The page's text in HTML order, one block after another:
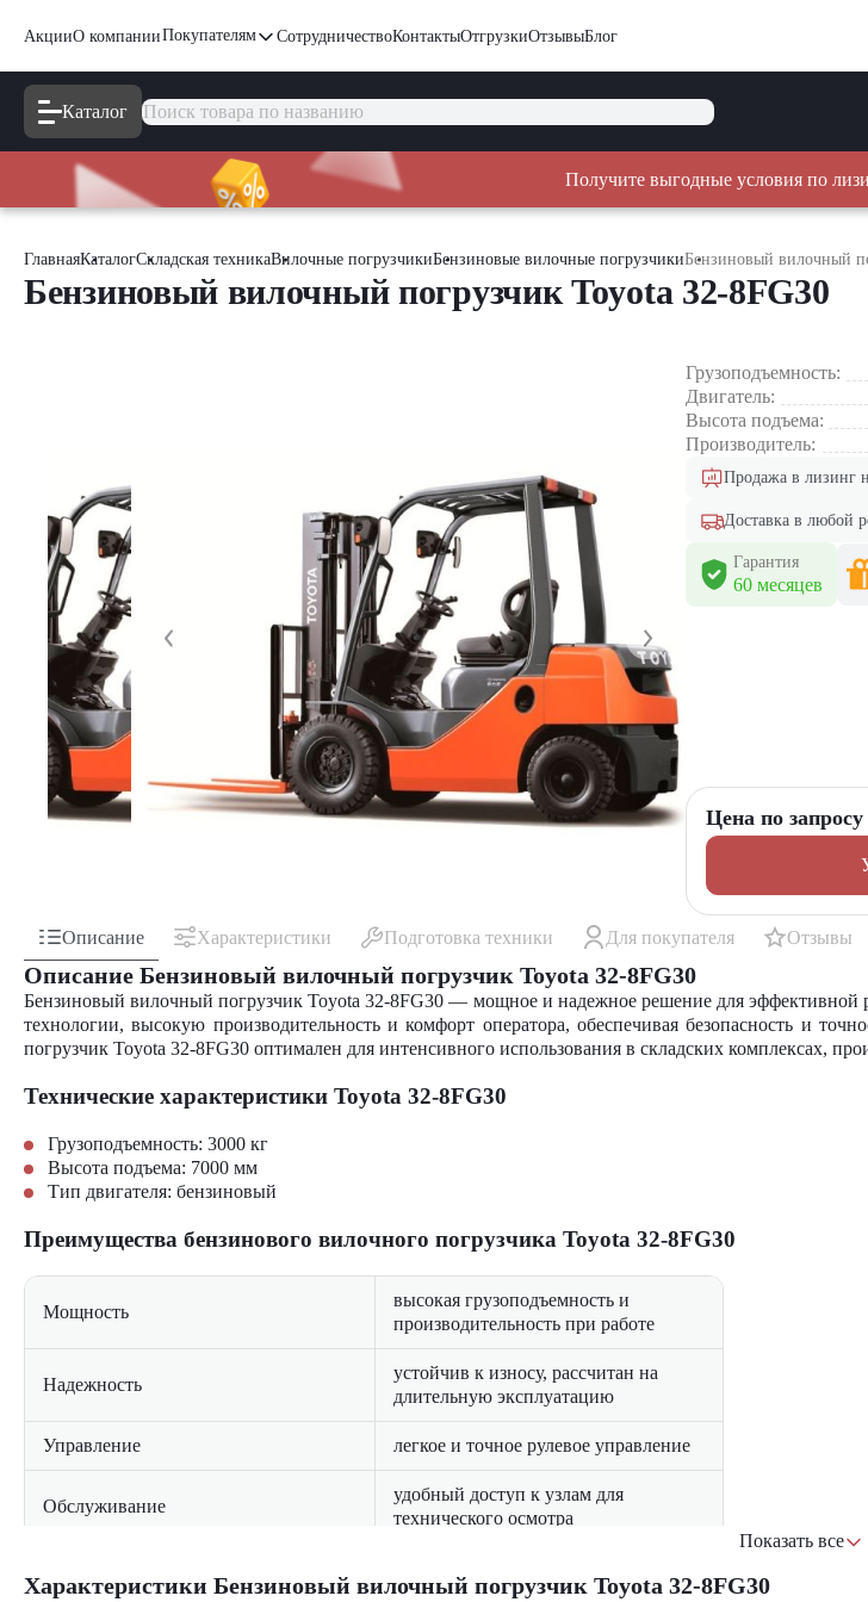
АкцииО компанииПокупателям СотрудничествоКонтактыОтгрузкиОтзывыБлог
Каталог
Получите выгодные условия по
ГлавнаяКаталогСкладская техникаВилочные погрузчикиБензиновые вилочные погрузчикиБензиновый вилочный
Бензиновый вилочный погрузчик Toyota 32-8FG30
Грузоподъемность:
Двигатель:
Высота подъема:
Производитель:
Продажа в лизинг
Доставка в любой
Гарантия
60 месяцев
Цена по запросу
Описание Характеристики Подготовка техники Для покупателя Отзывы
Описание Бензиновый вилочный погрузчик Toyota 32-8FG30
Бензиновый вилочный погрузчик Toyota 32-8FG30 — мощное и надежное решение для эффективной
технологии, высокую производительность и комфорт оператора, обеспечивая безопасность и
погрузчик Toyota 32-8FG30 оптимален для интенсивного использования в складских комплексах,
Технические характеристики Toyota 32-8FG30
Грузоподъемность: 3000 кг
Высота подъема: 7000 мм
Тип двигателя: бензиновый
Преимущества бензинового вилочного погрузчика Toyota 32-8FG30
Мощность
высокая грузоподъемность и
производительность при работе
Надежность
устойчив к износу, рассчитан на
длительную эксплуатацию
Управление легкое и точное рулевое управление
Обслуживание
удобный доступ к узлам для
технического осмотра
Где применяется вилочный погрузчик Toyota 32-8FG30?
Показать все
Характеристики Бензиновый вилочный погрузчик Toyota 32-8FG30